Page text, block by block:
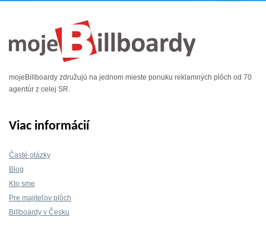
mojeBillboardy združujú na jednom mieste ponuku reklamných plôch od 70
agentúr z celej SR.
Viac informácií
Časté otázky
Blog
Kto sme
Pre majiteľov plôch
Billboardy v Česku